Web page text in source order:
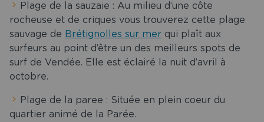
Plage de la sauzaie : Au milieu d’une côte
rocheuse et de criques vous trouverez cette plage
sauvage de Brétignolles sur mer qui plaît aux
surfeurs au point d’être un des meilleurs spots de
surf de Vendée. Elle est éclairé la nuit d’avril à
octobre.
Plage de la paree : Située en plein coeur du
quartier animé de la Parée.